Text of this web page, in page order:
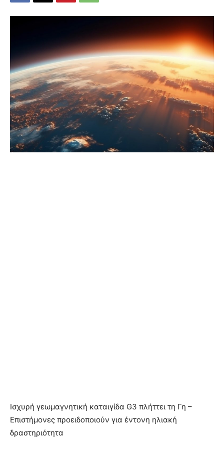
Ισχυρή γεωμαγνητική καταιγίδα G3 πλήττει τη Γη –
Επιστήμονες προειδοποιούν για έντονη ηλιακή
δραστηριότητα